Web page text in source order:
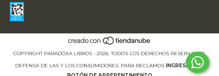
COPYRIGHT PARADOXA LIBROS - 2026. TODOS LOS DERECHOS RESERVADOS.
DEFENSA DE LAS Y LOS CONSUMIDORES. PARA RECLAMOS INGRESÁ ACÁ.